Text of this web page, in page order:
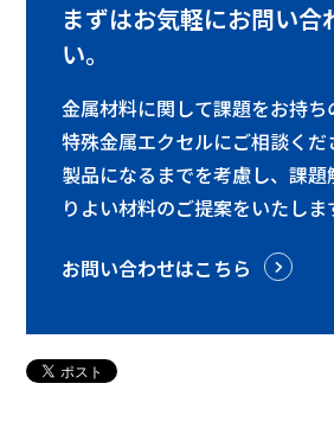
まずはお気軽にお問い合
い。
金属材料に関して課題をお持
特殊金属エクセルにご相談く
製品になるまでを考慮し、課題
りよい材料のご提案をいたしま
お問い合わせはこちら